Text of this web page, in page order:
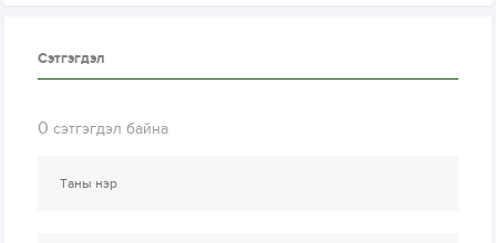
Сэтгэгдэл
0 сэтгэгдэл байна